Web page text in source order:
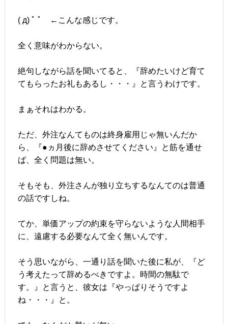
( д) ﾟ ﾟ ←こんな感じです。
全く意味がわからない。
絶句しながら話を聞いてると、『辞めたいけど育て
てもらったお礼もあるし・・・』と言うわけです。
まぁそれはわかる。
ただ、外注なんてものは終身雇用じゃ無いんだか
ら、『●ヵ月後に辞めさせてください』と筋を通せ
ば、全く問題は無い。
そもそも、外注さんが独り立ちするなんてのは普通
の話ですしね。
てか、単価アップの約束を守らないような人間相手
に、遠慮する必要なんて全く無いんです。
そう思いながら、一通り話を聞いた後に私が、『ど
う考えたって辞めるべきですよ。時間の無駄で
す。』と言うと、彼女は『やっぱりそうですよ
ね・・・』と。